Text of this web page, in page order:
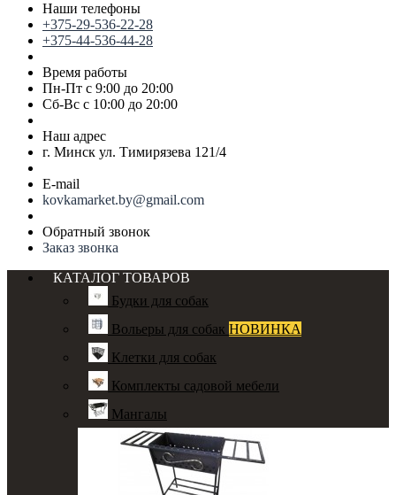
Наши телефоны
+375-29-536-22-28
+375-44-536-44-28
Время работы
Пн-Пт с 9:00 до 20:00
Сб-Вс с 10:00 до 20:00
Наш адрес
г. Минск ул. Тимирязева 121/4
E-mail
kovkamarket.by@gmail.com
Обратный звонок
Заказ звонка
КАТАЛОГ ТОВАРОВ
Будки для собак
Вольеры для собак НОВИНКА
Клетки для собак
Комплекты садовой мебели
Мангалы